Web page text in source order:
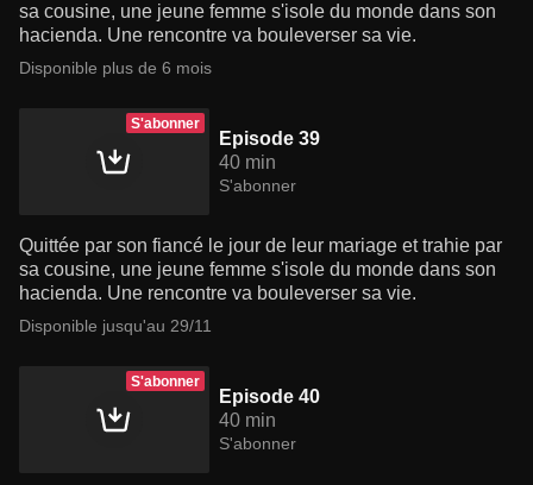
sa cousine, une jeune femme s'isole du monde dans son
hacienda. Une rencontre va bouleverser sa vie.
Disponible plus de 6 mois
S'abonner
Episode 39
40 min
S'abonner
Quittée par son fiancé le jour de leur mariage et trahie par
sa cousine, une jeune femme s'isole du monde dans son
hacienda. Une rencontre va bouleverser sa vie.
Disponible jusqu'au 29/11
S'abonner
Episode 40
40 min
S'abonner